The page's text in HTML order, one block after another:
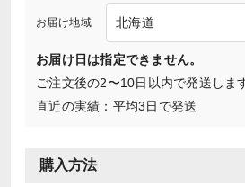
お届け地域
お届け日は指定できません。
ご注文後の2〜10日以内で発送しま
直近の実績：平均3日で発送
購入方法